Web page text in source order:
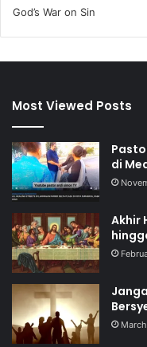
God’s War on Sin
Most Viewed Posts
di
Akhir